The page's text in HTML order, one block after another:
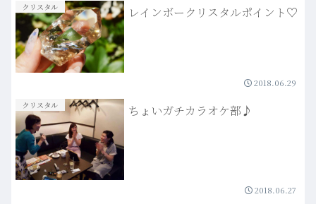
クリスタル レインボークリスタルポイント♡
2018.06.29
クリスタル ちょいガチカラオケ部♪
2018.06.27